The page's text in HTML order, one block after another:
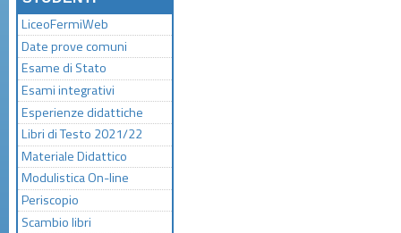
LiceoFermiWeb
Date prove comuni
Esame di Stato
Esami integrativi
Esperienze didattiche
Libri di Testo 2021/22
Materiale Didattico
Modulistica On-line
Periscopio
Scambio libri